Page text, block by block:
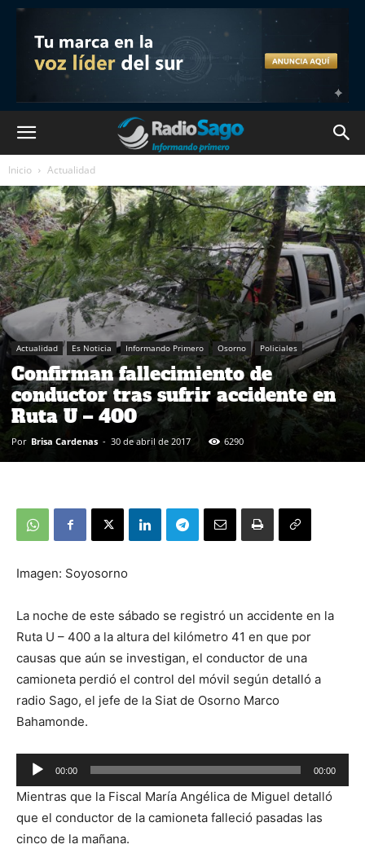
Inicio Actualidad
Actualidad Es Noticia Informando Primero Osorno Policiales
Confirman fallecimiento de
conductor tras sufrir accidente en
Ruta U – 400
Por Brisa Cardenas - 30 de abril de 2017 6290
Imagen: Soyosorno
La noche de este sábado se registró un accidente en la
Ruta U – 400 a la altura del kilómetro 41 en que por
causas que aún se investigan, el conductor de una
camioneta perdió el control del móvil según detalló a
radio Sago, el jefe de la Siat de Osorno Marco
Bahamonde.
Reproductor
de
audio
00:00 00:00
Mientras que la Fiscal María Angélica de Miguel detalló
que el conductor de la camioneta falleció pasadas las
cinco de la mañana.